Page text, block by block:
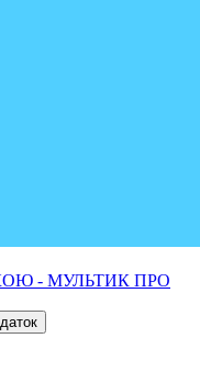
- МУЛЬТИК ПРО